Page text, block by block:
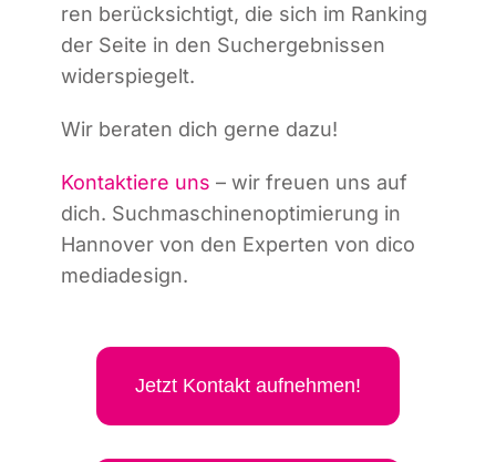
ren berück­sich­tigt, die sich im Ran­king
der Sei­te in den Such­ergeb­nis­sen
widerspiegelt.
Wir bera­ten dich ger­ne dazu!
Kon­tak­tie­re uns – wir freu­en uns auf
dich. Such­ma­schi­nen­op­ti­mie­rung in
Han­no­ver von den Exper­ten von dico
mediadesign.
Jetzt Kon­takt aufnehmen!